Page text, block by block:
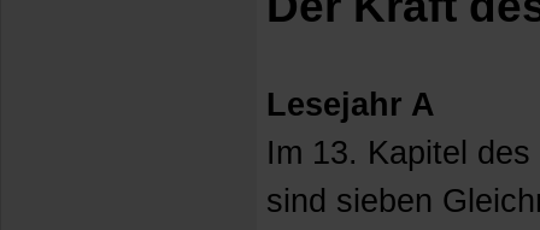
Lesejahr A
Im 13. Kapitel
sind sieben